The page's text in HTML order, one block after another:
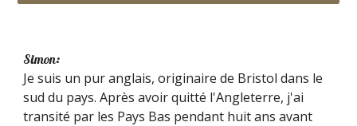
Simon:
Je suis un pur anglais, originaire de Bristol dans le
sud du pays. Après avoir quitté l'Angleterre, j'ai
transité par les Pays Bas pendant huit ans avant